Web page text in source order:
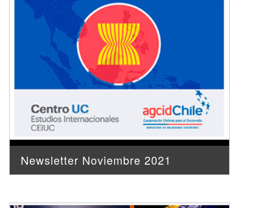
Newsletter Noviembre 2021